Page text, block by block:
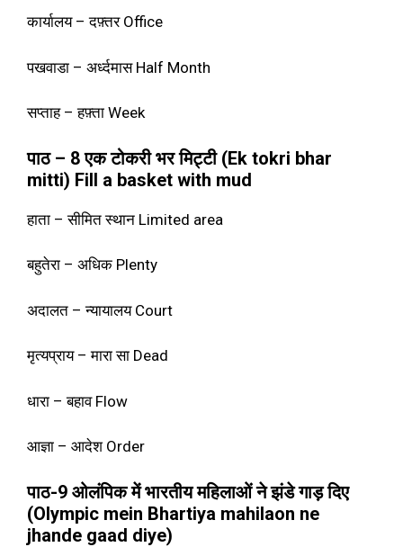
कार्यालय – दफ़्तर Office
पखवाडा – अर्ध्दमास Half Month
सप्ताह – हफ़्ता Week
पाठ – 8 एक टोकरी भर मिट्टी (Ek tokri bhar
mitti) Fill a basket with mud
हाता – सीमित स्थान Limited area
बहुतेरा – अधिक Plenty
अदालत – न्यायालय Court
मृत्यप्राय – मारा सा Dead
धारा – बहाव Flow
आज्ञा – आदेश Order
पाठ-9 ओलंपिक में भारतीय महिलाओं ने झंडे गाड़ दिए
(Olympic mein Bhartiya mahilaon ne
jhande gaad diye)